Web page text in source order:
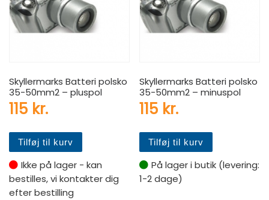
Skyllermarks Batteri polsko
35-50mm2 – pluspol
115 kr.
Tilføj til kurv
Ikke på lager - kan
bestilles, vi kontakter dig
efter bestilling
Skyllermarks Batteri polsko
35-50mm2 – minuspol
115 kr.
Tilføj til kurv
På lager i butik (levering:
1-2 dage)